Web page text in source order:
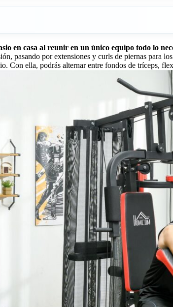
en casa al reunir en un único equipo todo lo
pasando por extensiones y curls de piernas para
Con ella, podrás alternar entre fondos de tríceps,